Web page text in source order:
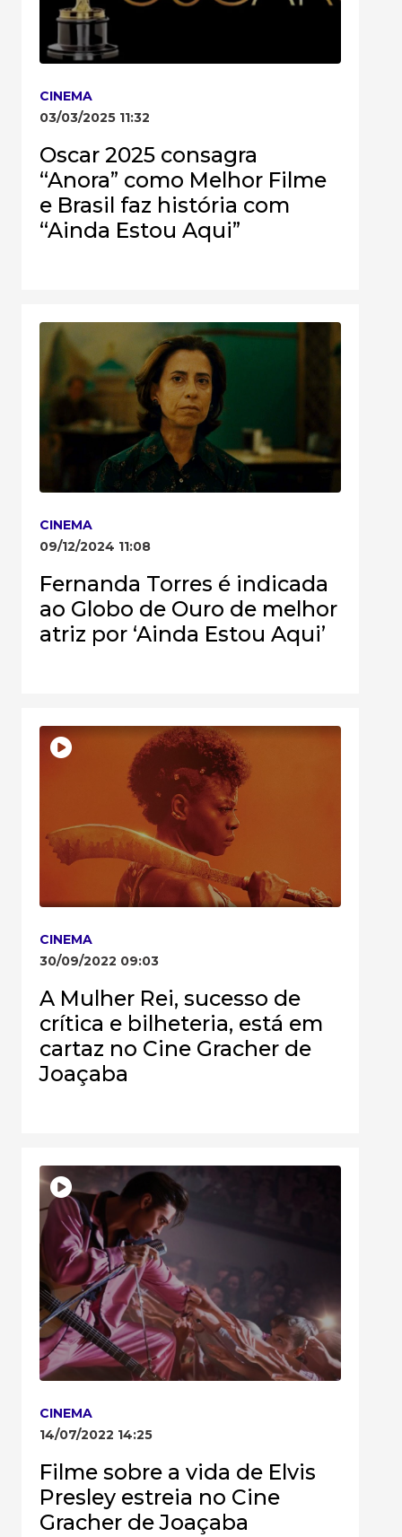
CINEMA
03/03/2025 11:32
Oscar 2025 consagra
“Anora” como Melhor Filme
e Brasil faz história com
“Ainda Estou Aqui”
CINEMA
09/12/2024 11:08
Fernanda Torres é indicada
ao Globo de Ouro de melhor
atriz por ‘Ainda Estou Aqui’
CINEMA
30/09/2022 09:03
A Mulher Rei, sucesso de
crítica e bilheteria, está em
cartaz no Cine Gracher de
Joaçaba
CINEMA
14/07/2022 14:25
Filme sobre a vida de Elvis
Presley estreia no Cine
Gracher de Joaçaba